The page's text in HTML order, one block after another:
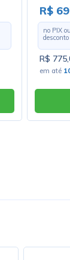
R$
no PIX
desconto
R$
em até